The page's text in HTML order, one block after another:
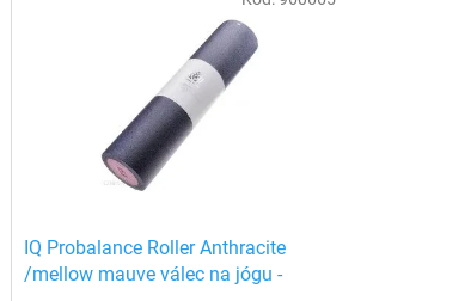
IQ Probalance Roller Anthracite
/mellow mauve válec na jógu -